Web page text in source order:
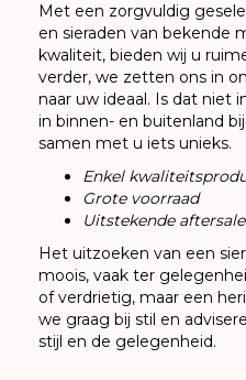
Met een zorgvuldig
en sieraden van bekende
kwaliteit, bieden wij u
verder, we zetten ons in
naar uw ideaal. Is dat niet
in binnen- en buitenland
samen met u iets unieks.
Enkel
Grote voorraad
Uitstekende
Het uitzoeken van een
moois, vaak ter
of verdrietig, maar een
we graag bij stil en
stijl en de gelegenheid.